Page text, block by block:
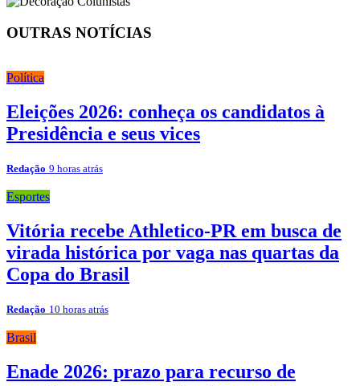
OUTRAS NOTÍCIAS
Política
Eleições 2026: conheça os candidatos à
Presidência e seus vices
Redação 9 horas atrás
Esportes
Vitória recebe Athletico-PR em busca de
virada histórica por vaga nas quartas da
Copa do Brasil
Redação 10 horas atrás
Brasil
Enade 2026: prazo para recurso de